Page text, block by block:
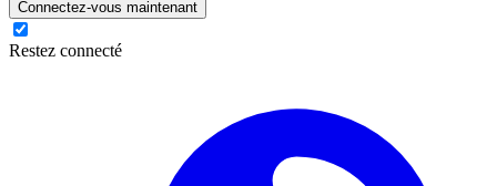
Connectez-vous maintenant
Restez connecté